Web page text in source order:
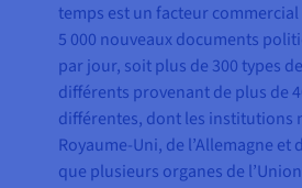
temps est un facteur
5 000 nouveaux documents
par jour, soit plus de 300 types
différents provenant de plus de
différentes, dont les institutions
Royaume-Uni, de l’Allemagne et
que plusieurs organes de